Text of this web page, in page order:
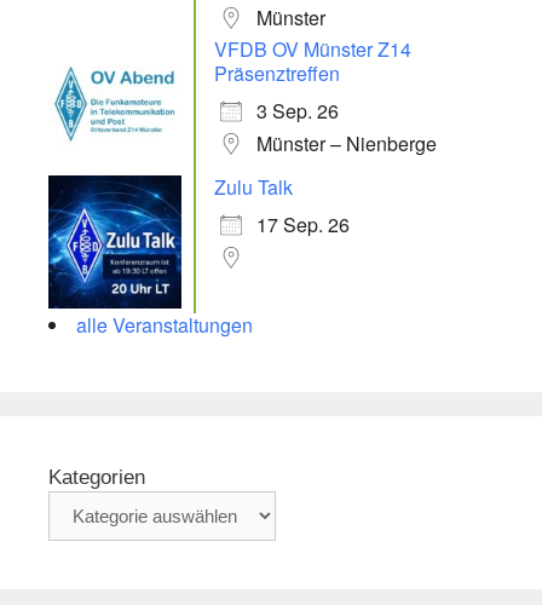
Münster
VFDB OV Münster Z14
Präsenztreffen
3 Sep. 26
Münster – Nienberge
Zulu Talk
17 Sep. 26
alle Veranstaltungen
Kategorien